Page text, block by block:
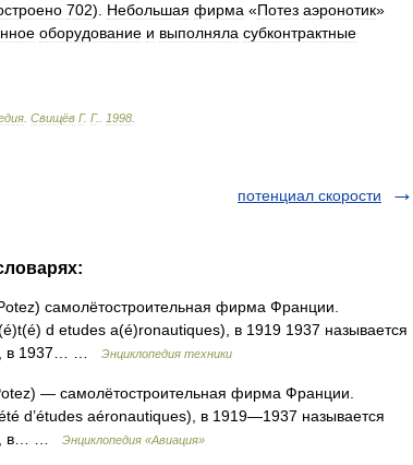
702). Небольшая фирма «Потез аэронотик»
оборудование и выполняла субконтрактные
Свищёв Г. Г. 1998
потенциал скорости
самолётостроительная фирма Франции.
d etudes a(é)ronautiques), в 1919 1937 называется
в 1937… …
Энциклопедия техники
— самолётостроительная фирма Франции.
d’études aéronautiques), в 1919—1937 называется
в… …
Энциклопедия «Авиация»